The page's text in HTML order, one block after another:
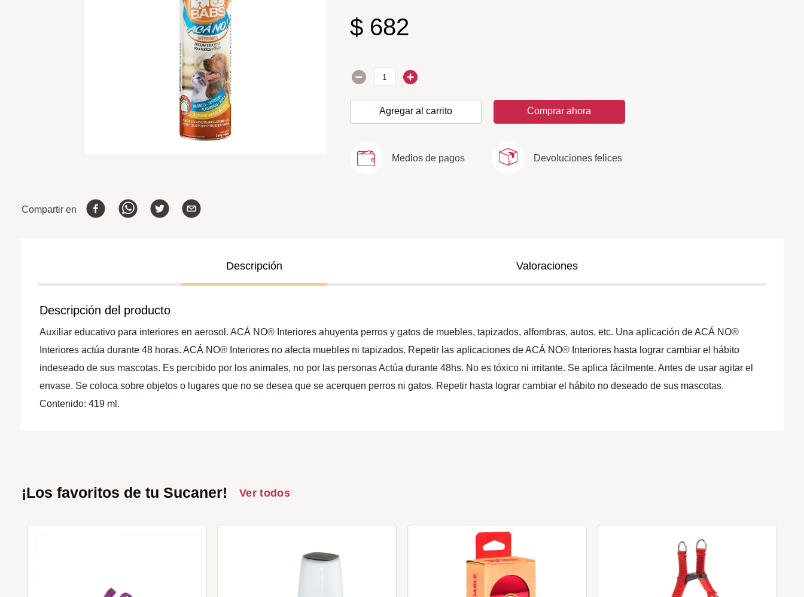
$ 682
Agregar al carrito Comprar ahora
Medios de pagos Devoluciones felices
Compartir en
Descripción Valoraciones
Descripción del producto
Auxiliar educativo para interiores en aerosol. ACÁ NO® Interiores ahuyenta perros y gatos de muebles, tapizados, alfombras, autos, etc. Una aplicación de ACÁ NO®
Interiores actúa durante 48 horas. ACÁ NO® Interiores no afecta muebles ni tapizados. Repetir las aplicaciones de ACÁ NO® Interiores hasta lograr cambiar el hábito
indeseado de sus mascotas. Es percibido por los animales, no por las personas Actúa durante 48hs. No es tóxico ni irritante. Se aplica fácilmente. Antes de usar agitar el
envase. Se coloca sobre objetos o lugares que no se desea que se acerquen perros ni gatos. Repetir hasta lograr cambiar el hábito no deseado de sus mascotas.
Contenido: 419 ml.
¡Los favoritos de tu Sucaner! Ver todos